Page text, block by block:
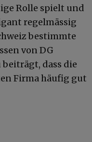
Rolle spielt und
regelmässig
bestimmte
von DG
dass die
Firma häufig gut